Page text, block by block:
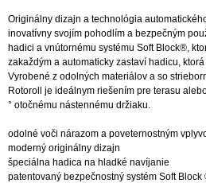
Originálny dizajn a technológia
inovatívny svojím pohodlím a bezpečným
hadici a vnútornému systému Soft Block®,
zakaždým a automaticky zastaví hadicu,
Vyrobené z odolných materiálov a so
Rotoroll je ideálnym riešením pre terasu
° otočnému nástennému držiaku.
odolné voči nárazom a poveternostným
moderný originálny dizajn
špeciálna hadica na hladké navíjanie
patentovaný bezpečnostný systém Soft Block